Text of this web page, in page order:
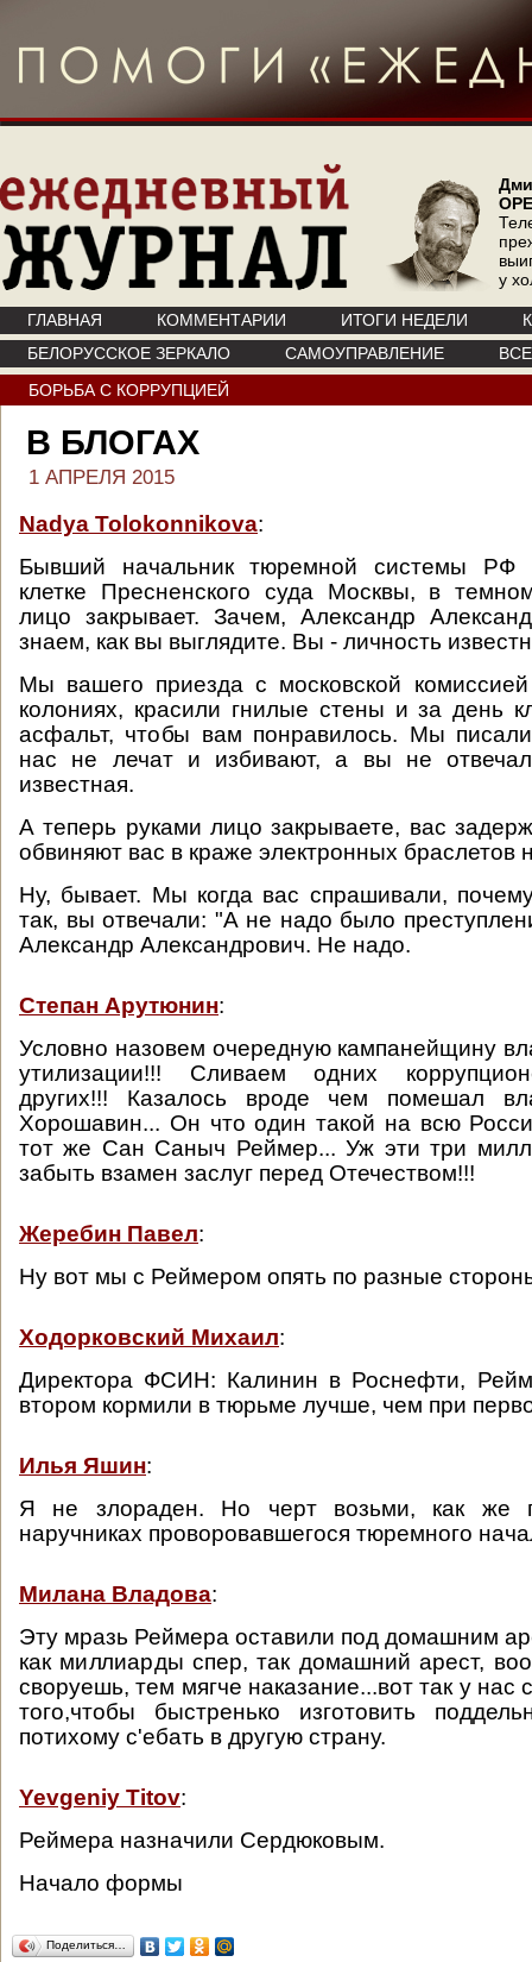
у
ГЛАВНАЯ КОММЕНТАРИИ ИТОГИ НЕДЕЛИ
БЕЛОРУССКОЕ ЗЕРКАЛО
САМОУПРАВЛЕНИЕ
БОРЬБА С КОРРУПЦИЕЙ
В БЛОГАХ
1 АПРЕЛЯ 2015
Nadya Tolokonnikova:
Бывший начальник тюремной системы РФ
клетке Пресненского суда Москвы, в
лицо закрывает. Зачем, Александр
знаем, как вы выглядите. Вы - личность
Мы вашего приезда с московской
колониях, красили гнилые стены и за день
асфальт, чтобы вам понравилось. Мы
нас не лечат и избивают, а вы не
известная.
А теперь руками лицо закрываете, вас
обвиняют вас в краже электронных браслетов
Ну, бывает. Мы когда вас спрашивали,
так, вы отвечали: "А не надо было
Александр Александрович. Не надо.
Степан Арутюнин:
Условно назовем очередную кампанейщину
утилизации!!! Сливаем одних
других!!! Казалось вроде чем помешал
Хорошавин... Он что один такой на всю
тот же Сан Саныч Реймер... Уж эти три
забыть взамен заслуг перед Отечеством!!!
Жеребин Павел:
Ну вот мы с Реймером опять по разные
Ходорковский Михаил:
Директора ФСИН: Калинин в Роснефти,
втором кормили в тюрьме лучше, чем при
Илья Яшин:
Я не злораден. Но черт возьми, как же
наручниках проворовавшегося тюремного
Милана Владова:
Эту мразь Реймера оставили под домашним
как миллиарды спер, так домашний арест,
своруешь, тем мягче наказание...вот так у нас
того,чтобы быстренько изготовить
потихому с'ебать в другую страну.
Yevgeniy Titov:
Реймера назначили Сердюковым.
Начало формы
Поделиться…